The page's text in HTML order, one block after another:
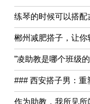
练琴的时候可以搭配
郴州减肥搭子，让你
”凌助教是哪个班级
### 西安搭子男：
作为助教，我所见所